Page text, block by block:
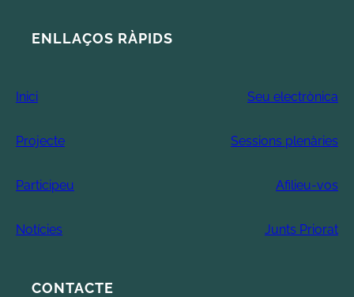
ENLLAÇOS RÀPIDS
Inici Seu electrònica
Projecte Sessions plenàries
Participeu Afilieu-vos
Notícies Junts Priorat
CONTACTE